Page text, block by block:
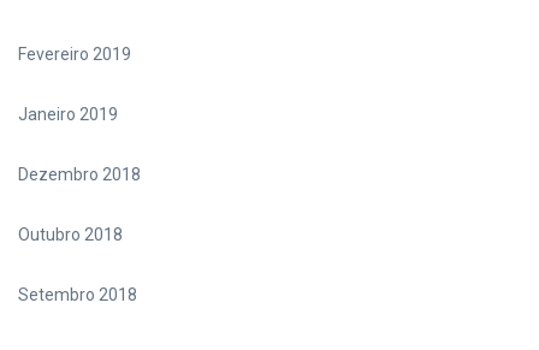
Fevereiro 2019
Janeiro 2019
Dezembro 2018
Outubro 2018
Setembro 2018